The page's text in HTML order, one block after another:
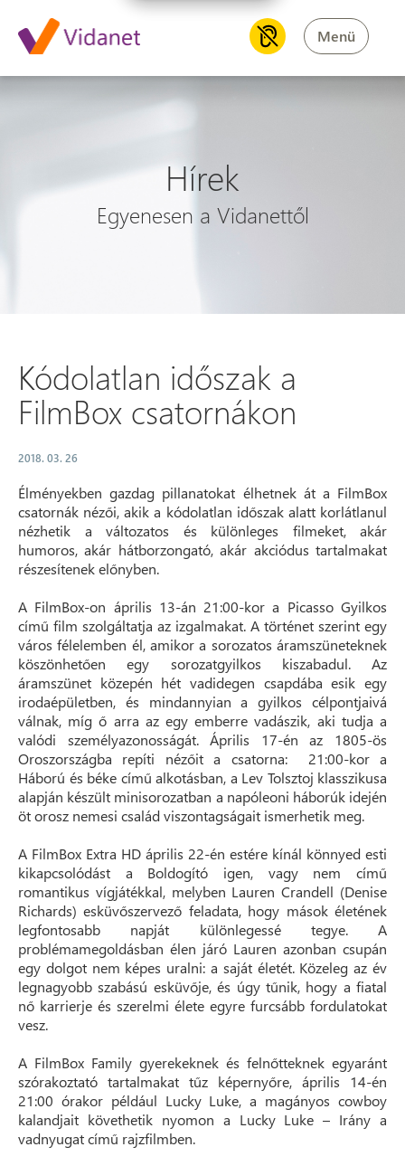
Menü
Hírek
Egyenesen a Vidanettől
Kódolatlan időszak a
FilmBox csatornákon
2018. 03. 26
Élményekben gazdag pillanatokat élhetnek át a FilmBox
csatornák nézői, akik a kódolatlan időszak alatt korlátlanul
nézhetik a változatos és különleges filmeket, akár
humoros, akár hátborzongató, akár akciódus tartalmakat
részesítenek előnyben.
A FilmBox-on április 13-án 21:00-kor a Picasso Gyilkos
című film szolgáltatja az izgalmakat. A történet szerint egy
város félelemben él, amikor a sorozatos áramszüneteknek
köszönhetően egy sorozatgyilkos kiszabadul. Az
áramszünet közepén hét vadidegen csapdába esik egy
irodaépületben, és mindannyian a gyilkos célpontjaivá
válnak, míg ő arra az egy emberre vadászik, aki tudja a
valódi személyazonosságát. Április 17-én az 1805-ös
Oroszországba repíti nézőit a csatorna: 21:00-kor a
Háború és béke című alkotásban, a Lev Tolsztoj klasszikusa
alapján készült minisorozatban a napóleoni háborúk idején
öt orosz nemesi család viszontagságait ismerhetik meg.
A FilmBox Extra HD április 22-én estére kínál könnyed esti
kikapcsolódást a Boldogító igen, vagy nem című
romantikus vígjátékkal, melyben Lauren Crandell (Denise
Richards) esküvőszervező feladata, hogy mások életének
legfontosabb napját különlegessé tegye. A
problémamegoldásban élen járó Lauren azonban csupán
egy dolgot nem képes uralni: a saját életét. Közeleg az év
legnagyobb szabású esküvője, és úgy tűnik, hogy a fiatal
nő karrierje és szerelmi élete egyre furcsább fordulatokat
vesz.
A FilmBox Family gyerekeknek és felnőtteknek egyaránt
szórakoztató tartalmakat tűz képernyőre, április 14-én
21:00 órakor például Lucky Luke, a magányos cowboy
kalandjait követhetik nyomon a Lucky Luke – Irány a
vadnyugat című rajzfilmben.